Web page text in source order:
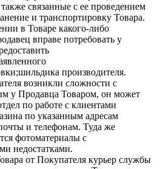
связанные с ее проведением
и транспортировку Товара.
в Товаре какого-либо
вправе потребовать у
производителя.
возникли сложности с
у Продавца Товаром, он может
по работе с клиентами
по указанным адресам
и телефонам. Туда же
фотоматериалы с
недостатками.
от Покупателя курьер службы